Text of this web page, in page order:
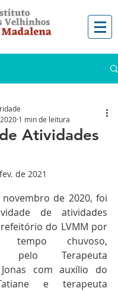
Atividades
1 min de leitura
de 2021
NaN de 5 estrelas.
de 2020, foi
de atividades
do LVMM por
chuvoso,
pelo Terapeuta
Jonas com auxílio do
e terapeuta